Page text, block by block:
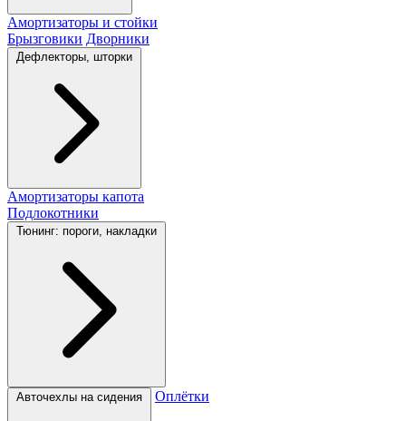
Амортизаторы и стойки
Брызговики Дворники
Дефлекторы, шторки
Амортизаторы капота
Подлокотники
Тюнинг: пороги, накладки
Авточехлы на сидения Оплётки